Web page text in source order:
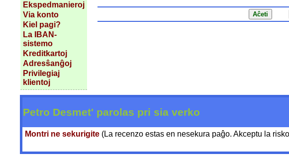
Ekspedmanieroj
Via konto
Kiel pagi?
La IBAN-
sistemo
Kreditkartoj
Adresŝanĝoj
Privilegiaj
klientoj
Petro Desmet' parolas pri sia verko
Montri ne sekurigite (La recenzo estas en nesekura paĝo. Akceptu la